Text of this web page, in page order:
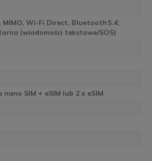
MIMO, Wi-Fi Direct, Bluetooth 5.4;
(wiadomości tekstowe/SOS)
nano SIM + eSIM lub 2 x eSIM